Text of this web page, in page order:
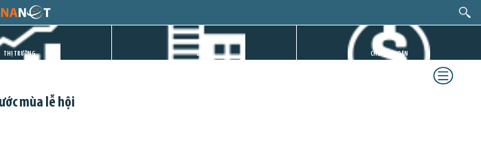
THỊ TRƯỜNG DỰ ÁN CHỨNG KHOÁN
mùa lễ hội